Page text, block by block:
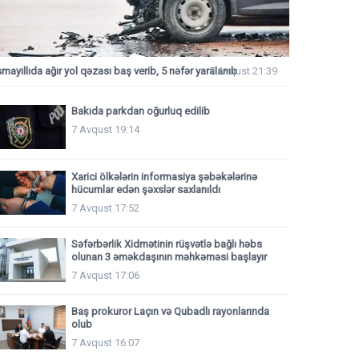
ağır yol qəzası baş verib, 5 nəfər yaralanıb7 Avqust 21:39
Bakıda parkdan oğurluq edilib
7 Avqust 19:14
Xarici ölkələrin informasiya şəbəkələrinə
hücumlar edən şəxslər saxlanıldı
7 Avqust 17:52
Səfərbərlik Xidmətinin rüşvətlə bağlı həbs
olunan 3 əməkdaşının məhkəməsi başlayır
7 Avqust 17:06
Baş prokuror Laçın və Qubadlı rayonlarında
olub
7 Avqust 16:07